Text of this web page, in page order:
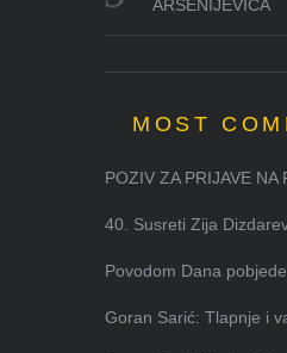
ARSENIJEVIĆA
MOST
POZIV ZA PRIJAVE NA
40. Susreti Zija
Povodom Dana pobjede
Goran Sarić: Tlapnje i